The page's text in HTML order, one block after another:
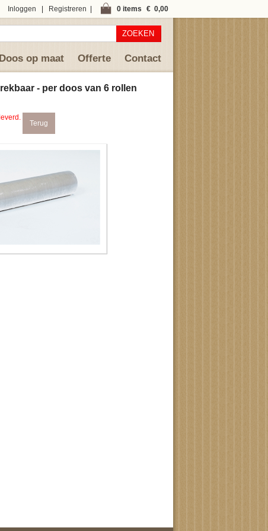
0 items € 0,00
Inloggen Registreren
ZOEKEN
Doos op maat Offerte Contact
- per doos van 6 rollen
Terug